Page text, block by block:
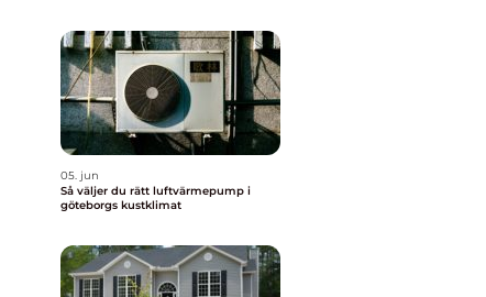
05. jun
Så väljer du rätt luftvärmepump i
göteborgs kustklimat